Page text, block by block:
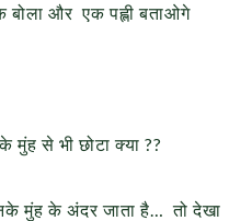
बोला और एक पह्ली बताओगे
मुंह से भी छोटा क्या ??
मुंह के अंदर जाता है… तो देखा